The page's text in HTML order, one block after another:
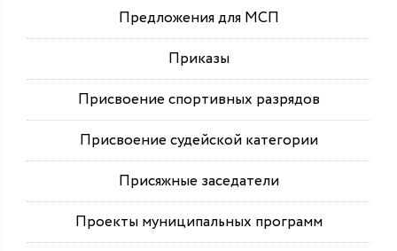
Предложения для МСП
Приказы
Присвоение спортивных разрядов
Присвоение судейской категории
Присяжные заседатели
Проекты муниципальных программ